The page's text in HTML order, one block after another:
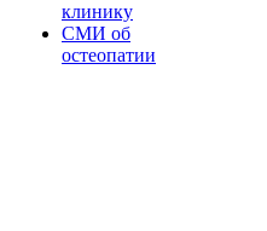
клинику
СМИ об
остеопатии